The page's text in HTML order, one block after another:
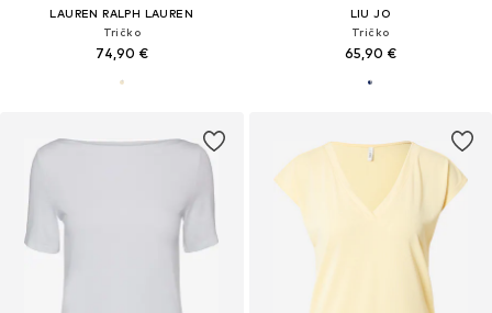
LAUREN RALPH LAUREN
Tričko
74,90 €
LIU JO
Tričko
65,90 €